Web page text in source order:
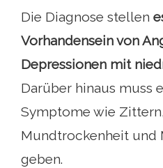
Die Diagnose stellen
Vorhandensein von
Depressionen mit
Darüber hinaus muss
Symptome wie
Mundtrockenheit und
geben.